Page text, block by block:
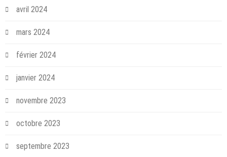
avril 2024
mars 2024
février 2024
janvier 2024
novembre 2023
octobre 2023
septembre 2023